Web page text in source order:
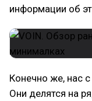
информации об
Конечно же, нас
Они делятся на